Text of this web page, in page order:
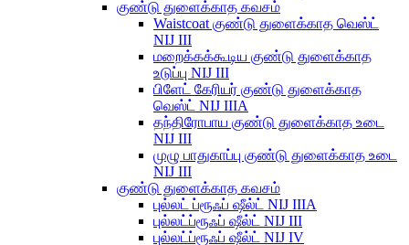
குண்டு துளைக்காத கவசம்
Waistcoat குண்டு துளைக்காத வெஸ்ட்
NIJ III
மறைக்கக்கூடிய குண்டு துளைக்காத
உடுப்பு NIJ III
பிளேட் கேரியர் குண்டு துளைக்காத
வெஸ்ட் NIJ IIIA
தந்திரோபாய குண்டு துளைக்காத உடை
NIJ III
முழு பாதுகாப்பு குண்டு துளைக்காத உடை
NIJ III
குண்டு துளைக்காத கவசம்
புல்லட் ப்ரூஃப் ஷீல்ட் NIJ IIIA
புல்லட்ப்ரூஃப் ஷீல்ட் NIJ III
புல்லட்ப்ரூஃப் ஷீல்ட் NIJ IV